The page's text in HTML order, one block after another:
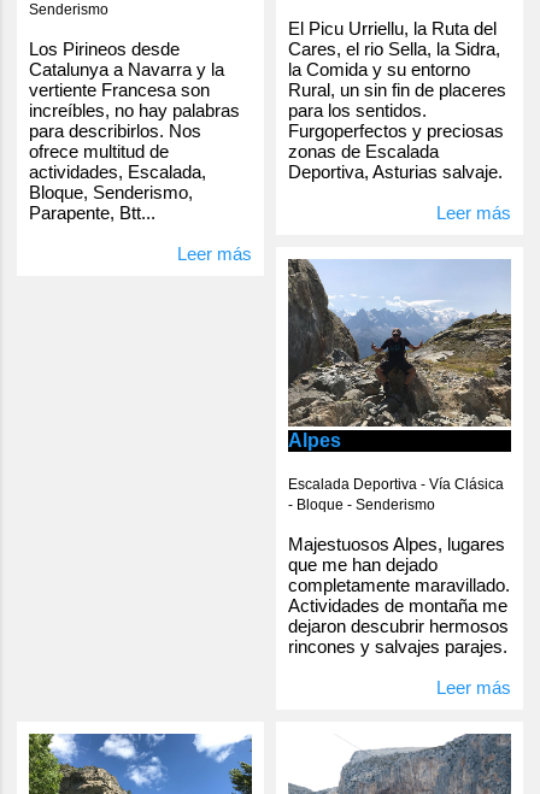
Senderismo
Los Pirineos desde
Catalunya a Navarra y la
vertiente Francesa son
increíbles, no hay palabras
para describirlos. Nos
ofrece multitud de
actividades, Escalada,
Bloque, Senderismo,
Parapente, Btt...
Leer más
El Picu Urriellu, la Ruta del
Cares, el rio Sella, la Sidra,
la Comida y su entorno
Rural, un sin fin de placeres
para los sentidos.
Furgoperfectos y preciosas
zonas de Escalada
Deportiva, Asturias salvaje.
Leer más
Alpes
Escalada Deportiva - Vía Clásica
- Bloque - Senderismo
Majestuosos Alpes, lugares
que me han dejado
completamente maravillado.
Actividades de montaña me
dejaron descubrir hermosos
rincones y salvajes parajes.
Leer más